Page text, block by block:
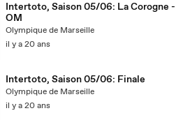
Intertoto, Saison 05/06: La Corogne -
OM
Olympique de Marseille
il y a 20 ans
Intertoto, Saison 05/06: Finale
Olympique de Marseille
il y a 20 ans